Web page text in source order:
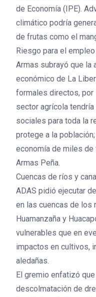
de Economía (IPE).
climático podría
de frutas como el
Riesgo para el
Armas subrayó que la
económico de La
formales directos, por
sector agrícola
sociales para toda la
protege a la
economía de miles
Armas Peña.
Cuencas de ríos y
ADAS pidió ejecutar
en las cuencas de los
Huamanzaña y
vulnerables que en
impactos en cultivos,
aledañas.
El gremio enfatizó
descolmatación de